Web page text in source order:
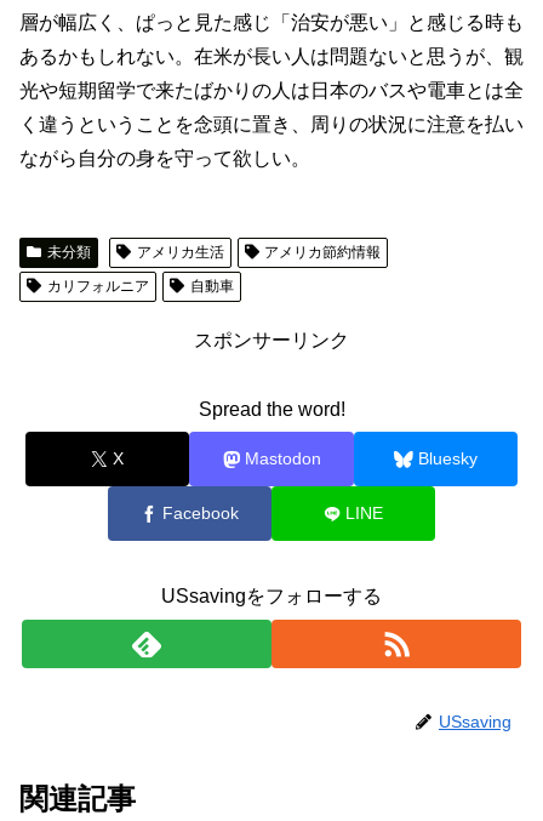
層が幅広く、ぱっと見た感じ「治安が悪い」と感じる時も
あるかもしれない。在米が長い人は問題ないと思うが、観
光や短期留学で来たばかりの人は日本のバスや電車とは全
く違うということを念頭に置き、周りの状況に注意を払い
ながら自分の身を守って欲しい。
未分類 アメリカ生活
アメリカ節約情報
カリフォルニア
自動車
スポンサーリンク
Spread the word!
X Mastodon Bluesky
Facebook LINE
USsavingをフォローする
USsaving
関連記事